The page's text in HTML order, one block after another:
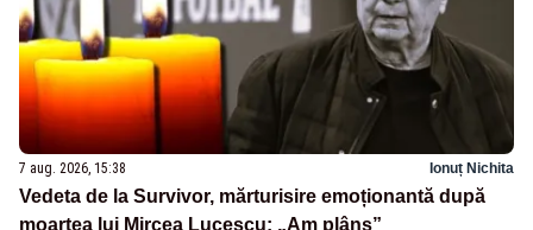
7 aug. 2026, 15:38 Ionuț Nichita
Vedeta de la Survivor, mărturisire emoționantă după
moartea lui Mircea Lucescu: „Am plâns”